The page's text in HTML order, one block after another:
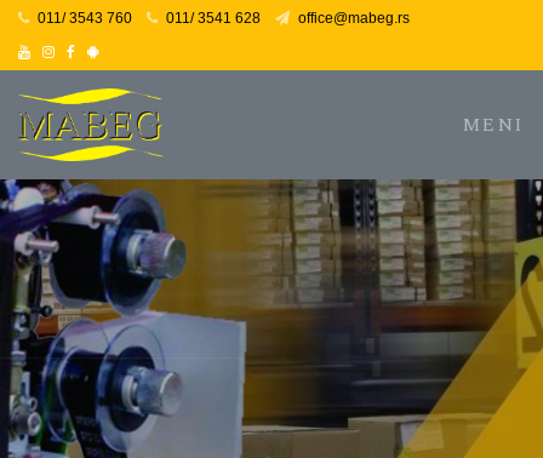
011/ 3543 760 011/ 3541 628 office@mabeg.rs
YoutubeInstagram
Facebook
Facebook
MENI